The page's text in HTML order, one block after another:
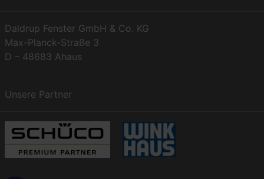
Daldrup Fenster GmbH & Co. KG
Max-Planck-Straße 3
D – 48683 Ahaus
Unsere Partner